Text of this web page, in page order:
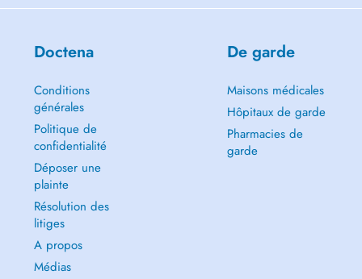
Doctena
Conditions
générales
Politique de
confidentialité
Déposer une
plainte
Résolution des
litiges
A propos
Médias
De garde
Maisons médicales
Hôpitaux de garde
Pharmacies de
garde